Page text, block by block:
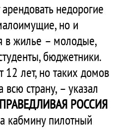
недорогие
но и
в жилье – молодые,
бюджетники.
лет, но таких домов
страну, – указал
РОССИЯ
кабмину пилотный